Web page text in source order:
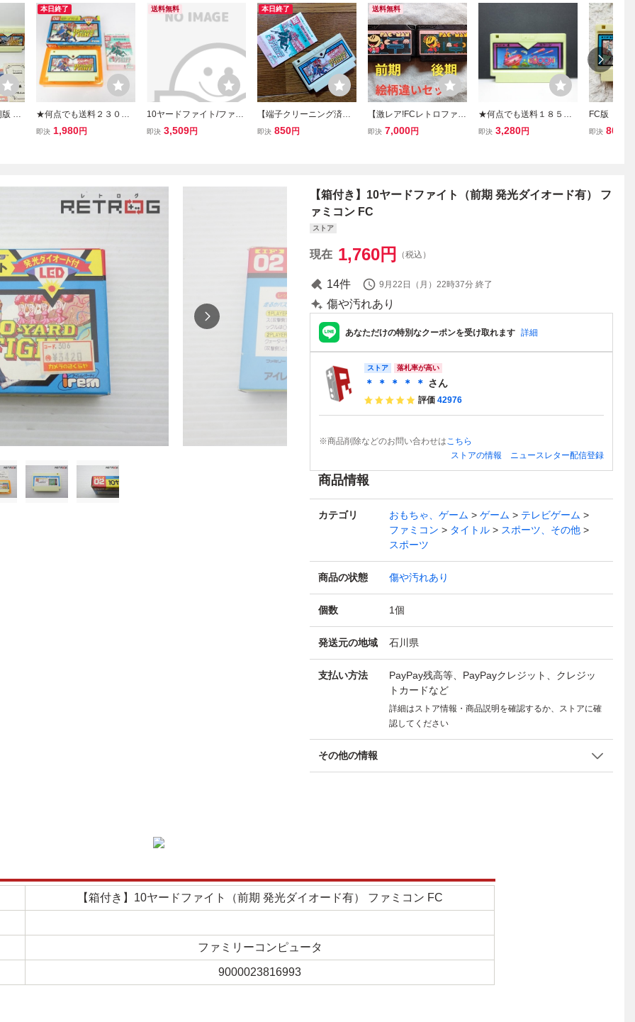
ジ
本日終了
★何点でも送料２３０円
★ 10ヤードファイト 箱・
即決 1,980円
送料無料
10ヤードファイト/ファミ
コン
即決 3,509円
本日終了
【端子クリーニング済
み】FC 10ヤードファイ
即決 850円
送料無料
【激レア!FCレトロファミ
コン】ナムコ パックマ
即決 7,000円
★何点でも送料１８５円
★ スクーン SQOON【LE
即決 3,280円
FC版【 10
ト 】起動
即決 800
【箱付き】10ヤードファイト（前期 発光ダイオード有） フ
ァミコン FC
ストア
現在 1,760円 （税込）
14件 9月22日（月）22時37分 終了
傷や汚れあり
あなただけの特別なクーポンを受け取れます 詳細
ストア 落札率が高い
＊ ＊ ＊ ＊ ＊ さん
評価 42976
※商品削除などのお問い合わせはこちら
ストアの情報
ニュースレター配信登録
商品情報
カテゴリ おもちゃ、ゲーム ゲーム
テレビゲーム
ファミコン
タイトル
スポーツ、その他
スポーツ
商品の状態 傷や汚れあり
個数 1個
発送元の地域 石川県
支払い方法
PayPay残高等、PayPayクレジット、クレジッ
トカードなど
詳細はストア情報・商品説明を確認するか、ストアに確
認してください
その他の情報